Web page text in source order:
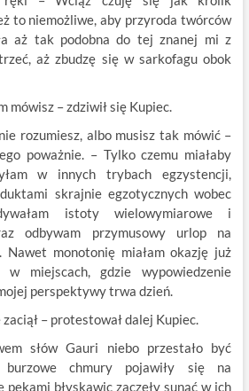
to niemożliwe, aby przyroda twórców
aż tak podobna do tej znanej mi z
aż zbudzę się w sarkofagu obok
mówisz – zdziwił się Kupiec.
rozumiesz, albo musisz tak mówić –
poważnie. – Tylko czemu miałaby
w innych trybach egzystencji,
skrajnie egzotycznych wobec
istoty wielowymiarowe i
odbywam przymusowy urlop na
Nawet monotonię miałam okazję już
miejscach, gdzie wypowiedzenie
perspektywy trwa dzień.
– protestował dalej Kupiec.
słów Gauri niebo przestało być
burzowe chmury pojawiły się na
błyskawic zaczęły sunąć w ich